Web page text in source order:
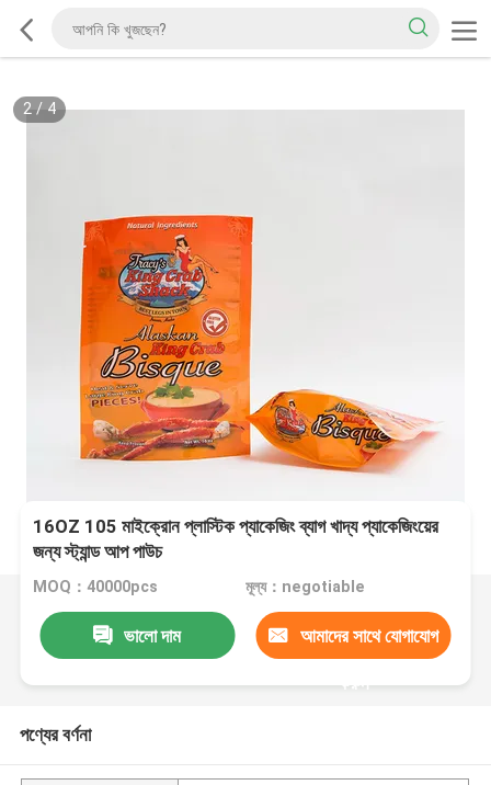
2/ 4
16OZ 105 মাইক্রোন প্লাস্টিক প্যাকেজিং ব্যাগ খাদ্য প্যাকেজিংয়ের
জন্য স্ট্যান্ড আপ পাউচ
MOQ：40000pcs মূল্য：negotiable
ভালো দাম আমাদের সাথে যোগাযোগ
করুন
পণ্যের বর্ণনা